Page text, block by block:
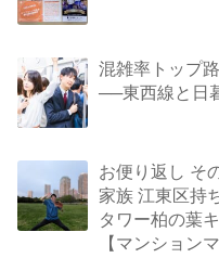
混雑率トップ
──東西線と日
お便り返し そ
家族 江東区持
タワー柏の葉
【マンション